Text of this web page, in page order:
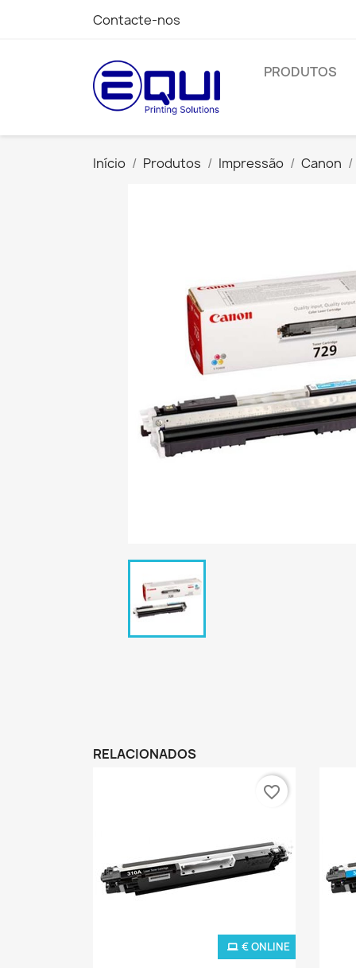
Contacte-nos
PRODUTOS
Início Produtos Impressão Canon
RELACIONADOS
€ ONLINE
favorite_border